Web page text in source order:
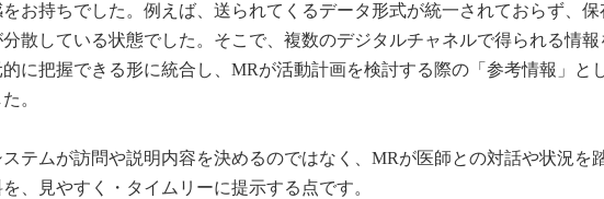
お持ちでした。例えば、送られてくるデータ形式が統一されておらず、保
散している状態でした。そこで、複数のデジタルチャネルで得られる情報
に把握できる形に統合し、MRが活動計画を検討する際の「参考情報」と
。
テムが訪問や説明内容を決めるのではなく、MRが医師との対話や状況を
、見やすく・タイムリーに提示する点です。